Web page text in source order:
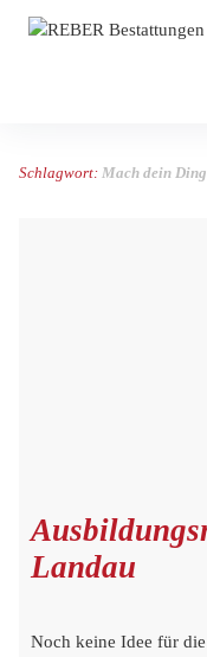
REBER
Schlagwort: Mach dein Ding
Landau
Noch keine Idee für